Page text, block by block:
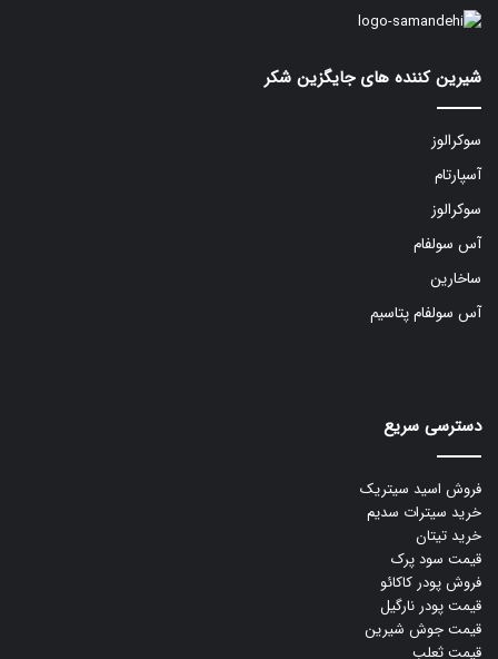
شیرین کننده های جایگزین شکر
سوکرالوز
آسپارتام
سوکرالوز
آس سولفام
ساخارین
آس سولفام پتاسیم
دسترسی سریع
فروش اسید سیتریک
خرید سیترات سدیم
خرید تیتان
قیمت سود پرک
فروش پودر کاکائو
قیمت پودر نارگیل
قیمت جوش شیرین
قیمت ثعلب